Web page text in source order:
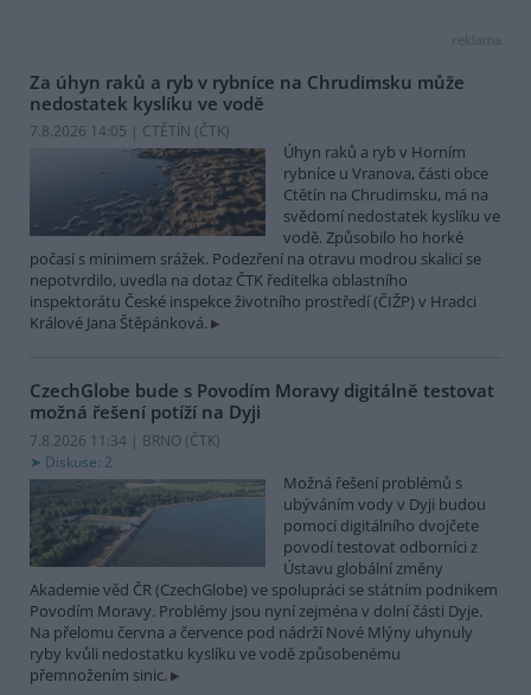
reklama
Za úhyn raků a ryb v rybníce na Chrudimsku může
nedostatek kyslíku ve vodě
7.8.2026 14:05 | CTĚTÍN (ČTK)
Úhyn raků a ryb v Horním
rybníce u Vranova, části obce
Ctětín na Chrudimsku, má na
svědomí nedostatek kyslíku ve
vodě. Způsobilo ho horké
počasí s minimem srážek. Podezření na otravu modrou skalicí se
nepotvrdilo, uvedla na dotaz ČTK ředitelka oblastního
inspektorátu České inspekce životního prostředí (ČIŽP) v Hradci
Králové Jana Štěpánková.
CzechGlobe bude s Povodím Moravy digitálně testovat
možná řešení potíží na Dyji
7.8.2026 11:34 | BRNO (ČTK)
Diskuse: 2
Možná řešení problémů s
ubýváním vody v Dyji budou
pomocí digitálního dvojčete
povodí testovat odborníci z
Ústavu globální změny
Akademie věd ČR (CzechGlobe) ve spolupráci se státním podnikem
Povodím Moravy. Problémy jsou nyní zejména v dolní části Dyje.
Na přelomu června a července pod nádrží Nové Mlýny uhynuly
ryby kvůli nedostatku kyslíku ve vodě způsobenému
přemnožením sinic.